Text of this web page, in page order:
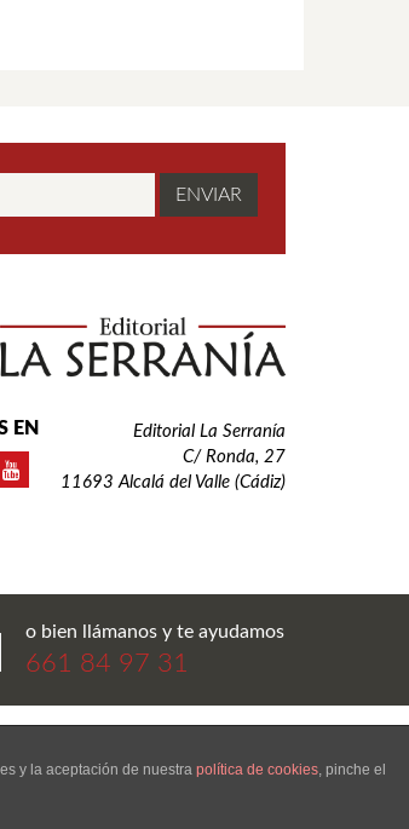
EN
Editorial La Serranía
C/ Ronda, 27
11693 Alcalá del Valle (Cádiz)
o bien llámanos y te ayudamos
661 84 97 31
y la aceptación de nuestra política de cookies, pinche el